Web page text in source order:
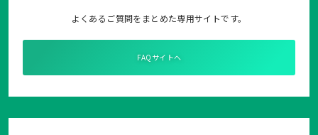
よくあるご質問をまとめた専用サイトです。
FAQサイトへ